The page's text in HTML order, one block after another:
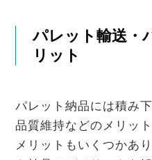
パレット輸送・
リット
パレット納品には積み
品質維持などのメリッ
メリットもいくつかあ